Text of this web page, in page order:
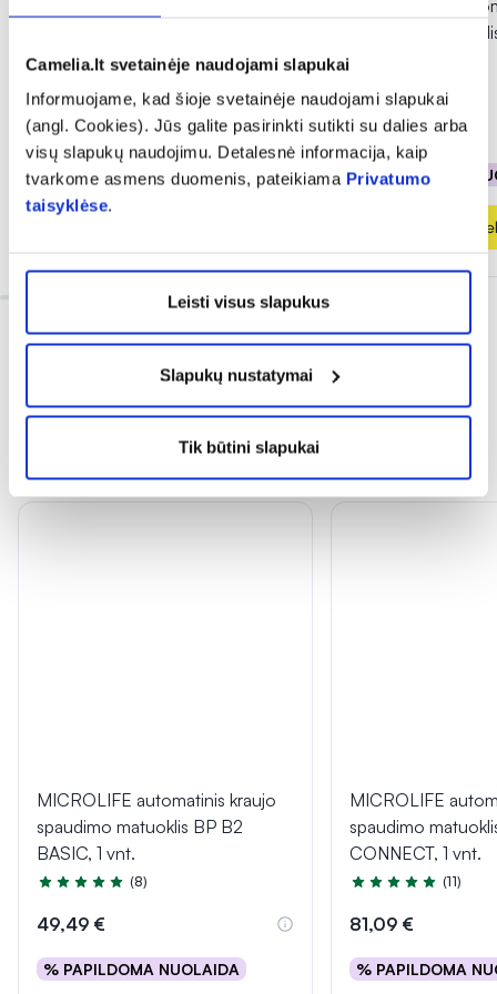
Camelia.lt svetainėje naudojami slapukai
Informuojame, kad šioje svetainėje naudojami slapukai
(angl. Cookies). Jūs galite pasirinkti sutikti su dalies arba
visų slapukų naudojimu. Detalesnė informacija, kaip
tvarkome asmens duomenis, pateikiama Privatumo
taisyklėse.
Leisti visus slapukus
Slapukų nustatymai
Tik būtini slapukai
11,20 €
% PAPILDOMA NUOLAIDA
INGENCARE
spaudimo
58,00 €
% PAPILDOMA
Į
Dažnai perkama kartu
MICROLIFE automatinis kraujo
spaudimo matuoklis BP B2
BASIC, 1 vnt.
Įvertinimas 4.6 iš 5
(8)
49,49 €
% PAPILDOMA NUOLAIDA
MICROLIFE
spaudimo
CONNECT, 1 vnt.
Įvertinimas 4.8 iš 5
(11)
81,09 €
% PAPILDOMA